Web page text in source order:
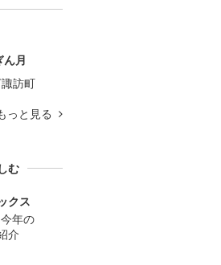
月
訪町
っと見る
む
クス
年の
介